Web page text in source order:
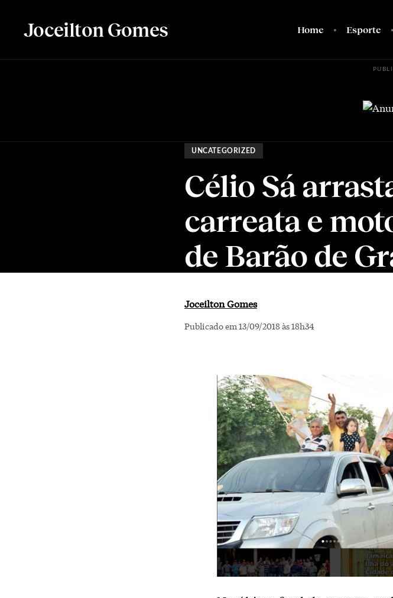
Joceilton Gomes Home Esporte
UNCATEGORIZED
Célio Sá
carreata e
de Barão de
Joceilton Gomes
Publicado em 13/09/2018 às 18h34